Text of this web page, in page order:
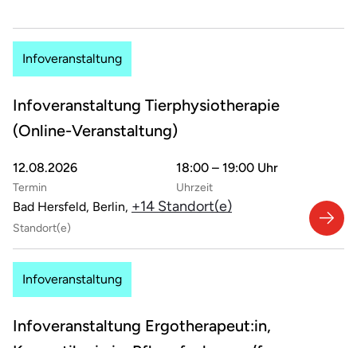
Infoveranstaltung
Infoveranstaltung Tierphysiotherapie
(Online-Veranstaltung)
12.08.2026
Termin
18:00 – 19:00 Uhr
Uhrzeit
Bad Hersfeld, Berlin, +14 Standort(e)
Standort(e)
Infoveranstaltung
Infoveranstaltung Ergotherapeut:in,